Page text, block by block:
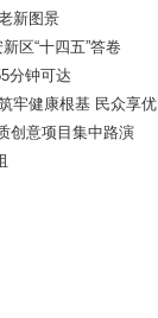
新图景
区“十四五”答卷
分钟可达
牢健康根基 民众享优
创意项目集中路演